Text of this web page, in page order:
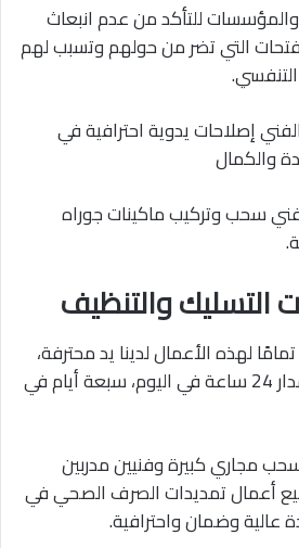
للتأكد من عدم انبعاث
التي تضر من حولهم وتسبب لهم
إصلاحات يدوية احترافية في
والكمال
سحب وتركيب ماكينات جوراه
التسليك والتنظيف
لهذه الأعمال لدينا يد محترفة،
كما يوفر خدماته على مدار 24 ساعة في اليوم، سبعة أيام في
مجاري كبيرة وفنيين مدربين
أعمال تمديدات الصرف الصحي في
عالية وضمان واحترافية.